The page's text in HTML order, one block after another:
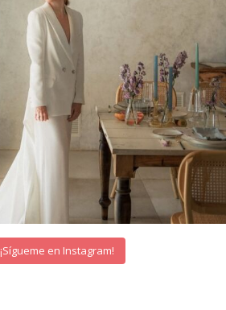
¡Sígueme en Instagram!